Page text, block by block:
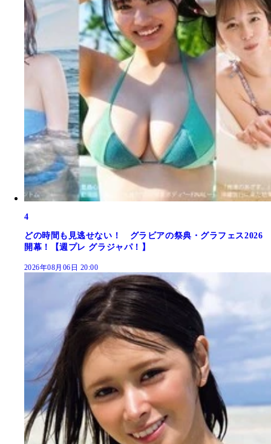
4
どの時間も見逃せない！ グラビアの祭典・グラフェス2026
開幕！【週プレ グラジャパ！】
2026年08月06日 20:00